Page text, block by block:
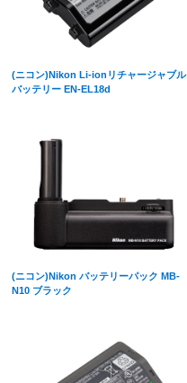
(ニコン)Nikon Li-ionリチャージャブル
バッテリー EN-EL18d
(ニコン)Nikon バッテリーパック MB-
N10 ブラック